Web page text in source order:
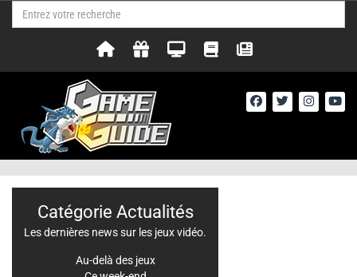
Catégorie Actualités
Les dernières news sur les jeux vidéo.
Au-delà des jeux